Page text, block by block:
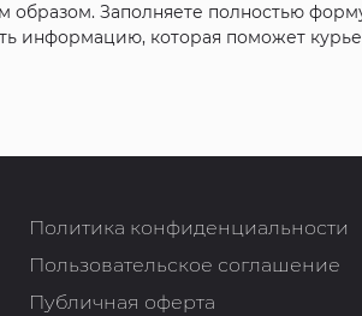
Заполняете полностью
информацию, которая поможет
Политика конфиденциальности
Пользовательское соглашение
Публичная оферта